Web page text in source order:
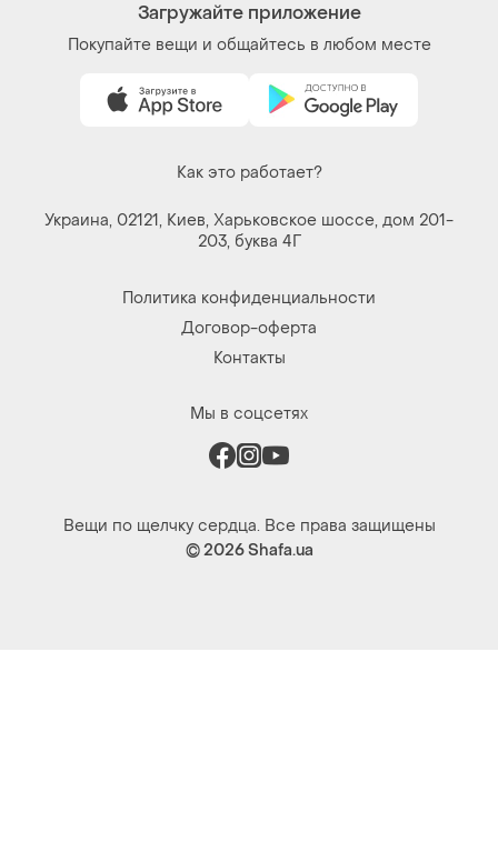
Загружайте приложение
Покупайте вещи и общайтесь в любом месте
Как это работает?
Украина, 02121, Киев, Харьковское шоссе, дом 201-
203, буква 4Г
Политика конфиденциальности
Договор-оферта
Контакты
Мы в соцсетях
Вещи по щелчку сердца. Все права защищены
© 2026Shafa.ua